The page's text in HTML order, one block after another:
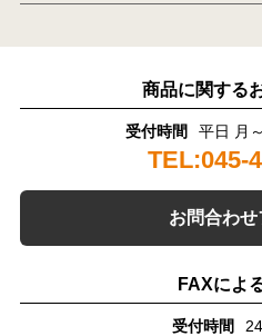
商品に関する
受付時間 平日 月
TEL:045-
お問合わせ
FAXによ
受付時間